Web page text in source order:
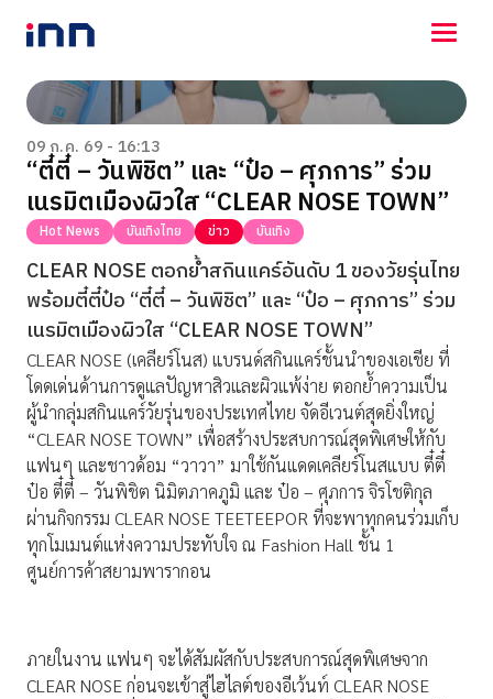
NEWS
ENTERTAINMENT
LIFESTYLE
HOROSCOPE
LOTTERY
VIDEO
ร่วมด้วยช่วยกัน
09 ก.ค. 69 - 16:13
“ตี๋ตี๋ – วันพิชิต” และ “ป๋อ – ศุภการ” ร่วม
เนรมิตเมืองผิวใส “CLEAR NOSE TOWN”
Hot News บันเทิงไทย ข่าว บันเทิง
CLEAR NOSE ตอกย้ำสกินแคร์อันดับ 1 ของวัยรุ่นไทย
พร้อมตี๋ตี๋ป๋อ “ตี๋ตี๋ – วันพิชิต” และ “ป๋อ – ศุภการ” ร่วม
เนรมิตเมืองผิวใส “CLEAR NOSE TOWN”
CLEAR NOSE (เคลียร์โนส) แบรนด์สกินแคร์ชั้นนำของเอเชีย ที่
โดดเด่นด้านการดูแลปัญหาสิวและผิวแพ้ง่าย ตอกย้ำความเป็น
ผู้นำกลุ่มสกินแคร์วัยรุ่นของประเทศไทย จัดอีเวนต์สุดยิ่งใหญ่
“CLEAR NOSE TOWN” เพื่อสร้างประสบการณ์สุดพิเศษให้กับ
แฟนๆ และชาวด้อม “วาวา” มาใช้กันแดดเคลียร์โนสแบบ ตี๋ตี๋
ป๋อ ตี๋ตี๋ – วันพิชิต นิมิตภาคภูมิ และ ป๋อ – ศุภการ จิรโชติกุล
ผ่านกิจกรรม CLEAR NOSE TEETEEPOR ที่จะพาทุกคนร่วมเก็บ
ทุกโมเมนต์แห่งความประทับใจ ณ Fashion Hall ชั้น 1
ศูนย์การค้าสยามพารากอน
ภายในงาน แฟนๆ จะได้สัมผัสกับประสบการณ์สุดพิเศษจาก
CLEAR NOSE ก่อนจะเข้าสู่ไฮไลต์ของอีเว้นท์ CLEAR NOSE